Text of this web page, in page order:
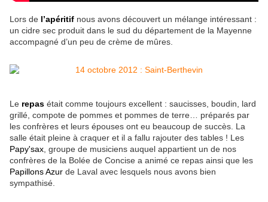
Lors de l’apéritif nous avons découvert un mélange intéressant :
un cidre sec produit dans le sud du département de la Mayenne
accompagné d’un peu de crème de mûres.
Le repas était comme toujours excellent : saucisses, boudin, lard
grillé, compote de pommes et pommes de terre… préparés par
les confrères et leurs épouses ont eu beaucoup de succès. La
salle était pleine à craquer et il a fallu rajouter des tables ! Les
Papy'sax , groupe de musiciens auquel appartient un de nos
confrères de la Bolée de Concise a animé ce repas ainsi que les
Papillons Azur de Laval avec lesquels nous avons bien
sympathisé.